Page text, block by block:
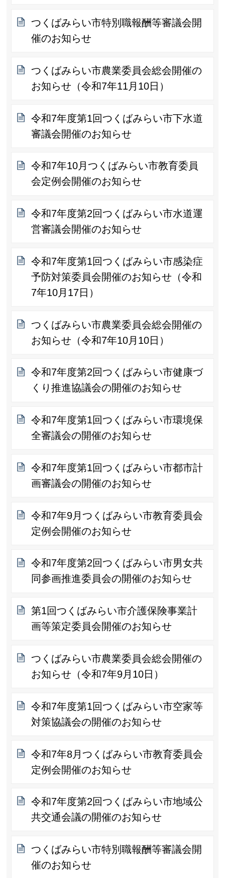
つくばみらい市特別職報酬等審議会開
催のお知らせ
つくばみらい市農業委員会総会開催の
お知らせ（令和7年11月10日）
令和7年度第1回つくばみらい市下水道
審議会開催のお知らせ
令和7年10月つくばみらい市教育委員
会定例会開催のお知らせ
令和7年度第2回つくばみらい市水道運
営審議会開催のお知らせ
令和7年度第1回つくばみらい市感染症
予防対策委員会開催のお知らせ（令和
7年10月17日）
つくばみらい市農業委員会総会開催の
お知らせ（令和7年10月10日）
令和7年度第2回つくばみらい市健康づ
くり推進協議会の開催のお知らせ
令和7年度第1回つくばみらい市環境保
全審議会の開催のお知らせ
令和7年度第1回つくばみらい市都市計
画審議会の開催のお知らせ
令和7年9月つくばみらい市教育委員会
定例会開催のお知らせ
令和7年度第2回つくばみらい市男女共
同参画推進委員会の開催のお知らせ
第1回つくばみらい市介護保険事業計
画等策定委員会開催のお知らせ
つくばみらい市農業委員会総会開催の
お知らせ（令和7年9月10日）
令和7年度第1回つくばみらい市空家等
対策協議会の開催のお知らせ
令和7年8月つくばみらい市教育委員会
定例会開催のお知らせ
令和7年度第2回つくばみらい市地域公
共交通会議の開催のお知らせ
つくばみらい市特別職報酬等審議会開
催のお知らせ